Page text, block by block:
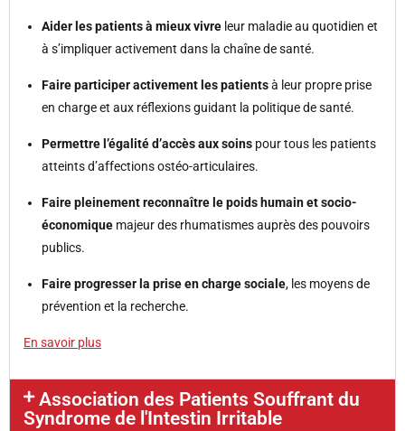
Aider les patients à mieux vivre leur maladie au quotidien et
à s’impliquer activement dans la chaîne de santé.
Faire participer activement les patientsà leur propre prise
en charge et aux réflexions guidant la politique de santé.
Permettre l’égalité d’accès aux soins pour tous les patients
atteints d’affections ostéo-articulaires.
Faire pleinement reconnaître le poids humain et socio-
économique majeur des rhumatismes auprès des pouvoirs
publics.
Faire progresser la prise en charge sociale, les moyens de
prévention et la recherche.
En savoir plus
Association des Patients Souffrant du
Syndrome de l'Intestin Irritable